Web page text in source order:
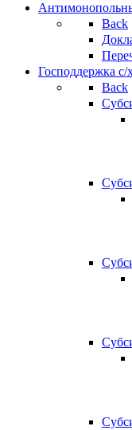
Back
Господдержка с/
Back